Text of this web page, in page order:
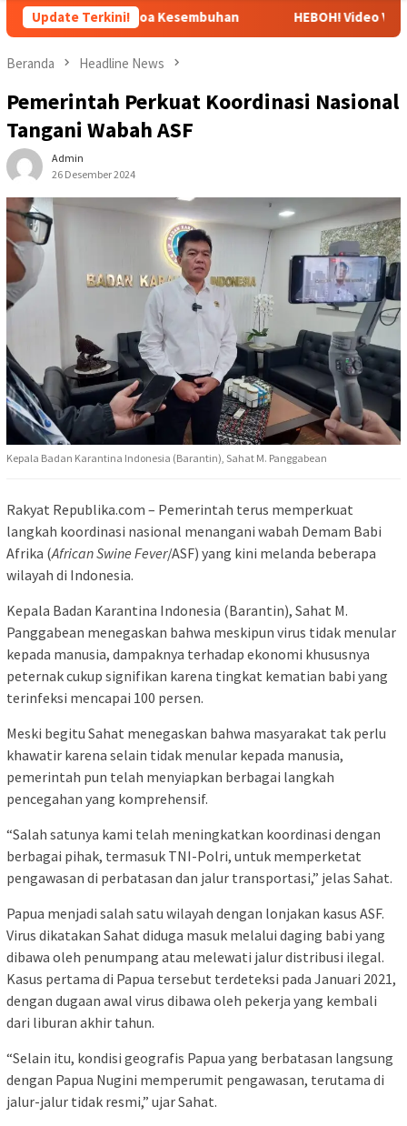
Update Terkini!
Doa Kesembuhan HEBOH! Video Viral Pernyataan
Beranda Headline News
Pemerintah Perkuat Koordinasi Nasional
Tangani Wabah ASF
Admin
26 Desember 2024
Kepala Badan Karantina Indonesia (Barantin), Sahat M. Panggabean
Rakyat Republika.com – Pemerintah terus memperkuat
langkah koordinasi nasional menangani wabah Demam Babi
Afrika (African Swine Fever/ASF) yang kini melanda beberapa
wilayah di Indonesia.
Kepala Badan Karantina Indonesia (Barantin), Sahat M.
Panggabean menegaskan bahwa meskipun virus tidak menular
kepada manusia, dampaknya terhadap ekonomi khususnya
peternak cukup signifikan karena tingkat kematian babi yang
terinfeksi mencapai 100 persen.
Meski begitu Sahat menegaskan bahwa masyarakat tak perlu
khawatir karena selain tidak menular kepada manusia,
pemerintah pun telah menyiapkan berbagai langkah
pencegahan yang komprehensif.
“Salah satunya kami telah meningkatkan koordinasi dengan
berbagai pihak, termasuk TNI-Polri, untuk memperketat
pengawasan di perbatasan dan jalur transportasi,” jelas Sahat.
Papua menjadi salah satu wilayah dengan lonjakan kasus ASF.
Virus dikatakan Sahat diduga masuk melalui daging babi yang
dibawa oleh penumpang atau melewati jalur distribusi ilegal.
Kasus pertama di Papua tersebut terdeteksi pada Januari 2021,
dengan dugaan awal virus dibawa oleh pekerja yang kembali
dari liburan akhir tahun.
“Selain itu, kondisi geografis Papua yang berbatasan langsung
dengan Papua Nugini memperumit pengawasan, terutama di
jalur-jalur tidak resmi,” ujar Sahat.